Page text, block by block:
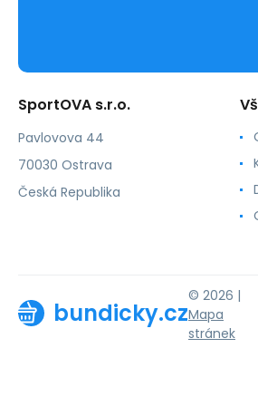
SportOVA s.r.o.
Pavlovova 44
70030 Ostrava
Česká Republika
bundicky.cz
© 2026 |
Mapa
stránek